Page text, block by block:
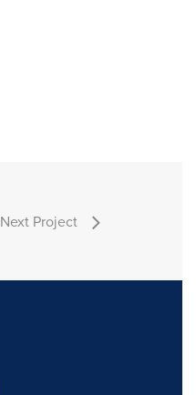
Next Project